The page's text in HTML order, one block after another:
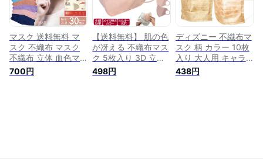
型 素敵 おしゃれ く
ちばし 不織布立体カ
ラーマスク 韓国マス
ク
スク 小顔マスク 立
体マスク 不織布 血
色マスク バイカラー
マスク 52枚/箱
つきにくい
マスク 送料無料 マ
スク 不織布 マスク
不織布 立体 血色マ
スク 30枚 ダイヤモ
ンドマスク マスク
700円
【送料無料】 肌の色
が冴える 不織布マス
ク 5枚入り 3D 立体
マスク 不織布マスク
カラー 3d 立体 不織
498円
ディズニー 不織布マ
スク 柄 カラー 10枚
入り 大人用 キャラ
クター 不織布柄マス
ク 血色マスク プリ
438円